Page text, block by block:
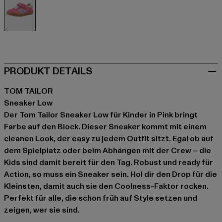
PRODUKT DETAILS
TOM TAILOR
Sneaker Low
Der Tom Tailor Sneaker Low für Kinder in Pink bringt
Farbe auf den Block. Dieser Sneaker kommt mit einem
cleanen Look, der easy zu jedem Outfit sitzt. Egal ob auf
dem Spielplatz oder beim Abhängen mit der Crew – die
Kids sind damit bereit für den Tag. Robust und ready für
Action, so muss ein Sneaker sein. Hol dir den Drop für die
Kleinsten, damit auch sie den Coolness-Faktor rocken.
Perfekt für alle, die schon früh auf Style setzen und
zeigen, wer sie sind.